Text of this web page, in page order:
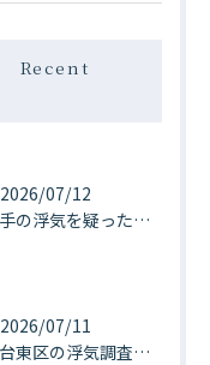
Recent
2026/07/12
相手の浮気を疑ったまま夏季休暇へ。様子見？それとも探偵へ浮気調査を依頼する？
2026/07/11
【台東区の浮気調査】浮気は一度発覚済み。ICカードの確認で防止するはずが・・・。